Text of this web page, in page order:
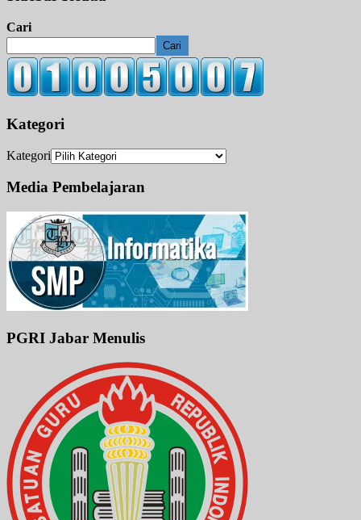
Cari
Cari
Kategori
Kategori
Media Pembelajaran
PGRI Jabar Menulis